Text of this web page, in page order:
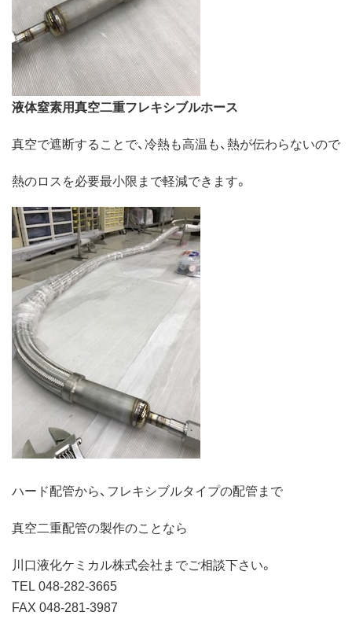
液体窒素用真空二重フレキシブルホース
真空で遮断することで、冷熱も高温も、熱が伝わらないので
熱のロスを必要最小限まで軽減できます。
ハード配管から、フレキシブルタイプの配管まで
真空二重配管の製作のことなら
川口液化ケミカル株式会社までご相談下さい。
TEL 048-282-3665
FAX 048-281-3987